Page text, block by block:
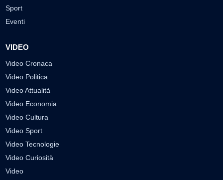
Sport
Eventi
VIDEO
Video Cronaca
Video Politica
Video Attualità
Video Economia
Video Cultura
Video Sport
Video Tecnologie
Video Curiosità
Video